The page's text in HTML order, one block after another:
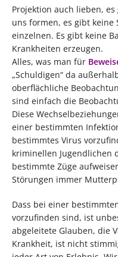
Projektion auch lieben,
uns formen, es gibt keine
einzelnen. Es gibt keine
Krankheiten erzeugen.
Alles, was man für
„Schuldigen“ da
oberflächliche
sind einfach die
Diese
einer bestimmten
bestimmtes Virus
kriminellen Jugendlichen
bestimmte Züge
Störungen immer
Dass bei einer
vorzufinden sind, ist
abgeleitete Glauben, die
Krankheit, ist nicht